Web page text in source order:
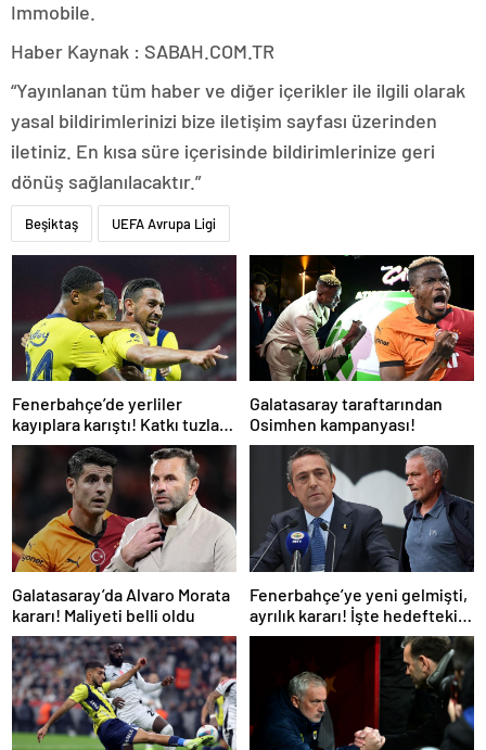
Immobile.
Haber Kaynak : SABAH.COM.TR
“Yayınlanan tüm haber ve diğer içerikler ile ilgili olarak
yasal bildirimlerinizi bize iletişim sayfası üzerinden
iletiniz. En kısa süre içerisinde bildirimlerinize geri
dönüş sağlanılacaktır.”
Beşiktaş UEFA Avrupa Ligi
Fenerbahçe’de yerliler
kayıplara karıştı! Katkı tuzla
buz oldu
Galatasaray taraftarından
Osimhen kampanyası!
Galatasaray’da Alvaro Morata
kararı! Maliyeti belli oldu
Fenerbahçe’ye yeni gelmişti,
ayrılık kararı! İşte hedefteki
ilk yıldız